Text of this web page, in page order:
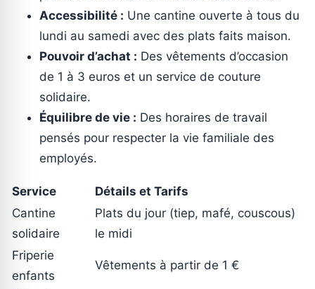
Accessibilité : Une cantine ouverte à tous du
lundi au samedi avec des plats faits maison.
Pouvoir d’achat : Des vêtements d’occasion
de 1 à 3 euros et un service de couture
solidaire.
Équilibre de vie : Des horaires de travail
pensés pour respecter la vie familiale des
employés.
Service
Détails et Tarifs
Cantine
solidaire
Plats du jour (tiep, mafé, couscous)
le midi
Friperie
enfants
Vêtements à partir de 1 €